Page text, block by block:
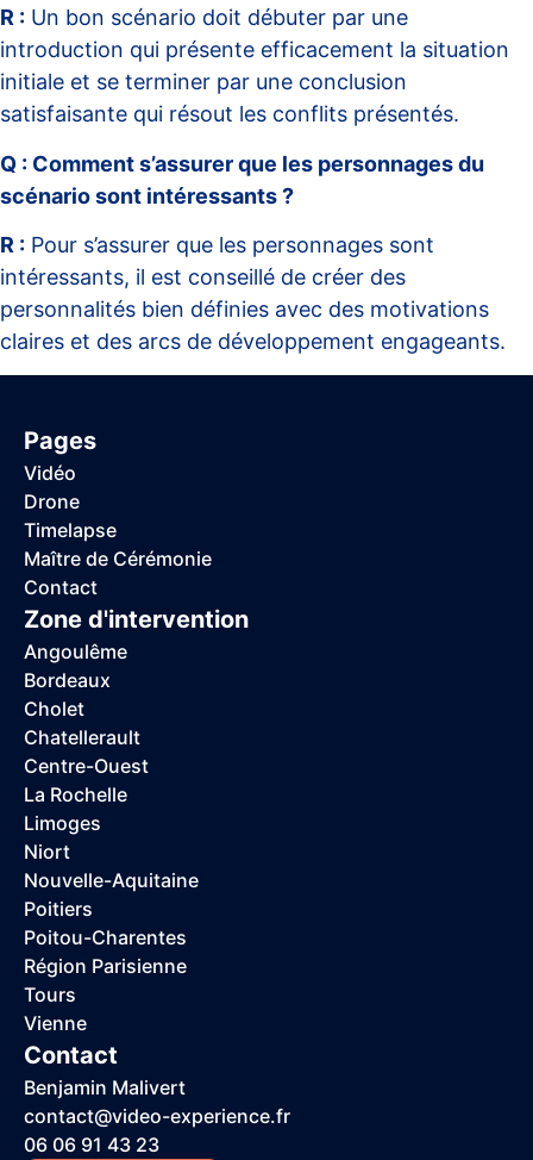
R : Un bon scénario doit débuter par une
introduction qui présente efficacement la situation
initiale et se terminer par une conclusion
satisfaisante qui résout les conflits présentés.
Q : Comment s’assurer que les personnages du
scénario sont intéressants ?
R : Pour s’assurer que les personnages sont
intéressants, il est conseillé de créer des
personnalités bien définies avec des motivations
claires et des arcs de développement engageants.
Pages
Vidéo
Drone
Timelapse
Maître de Cérémonie
Contact
Zone d'intervention
Angoulême
Bordeaux
Cholet
Chatellerault
Centre-Ouest
La Rochelle
Limoges
Niort
Nouvelle-Aquitaine
Poitiers
Poitou-Charentes
Région Parisienne
Tours
Vienne
Contact
Benjamin Malivert
contact@video-experience.fr
06 06 91 43 23